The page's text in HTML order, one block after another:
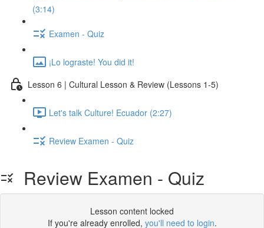
(3:14)
Examen - Quiz
¡Lo lograste! You did it!
Lesson 6 | Cultural Lesson & Review (Lessons 1-5)
Let's talk Culture! Ecuador (2:27)
Review Examen - Quiz
Review Examen - Quiz
Lesson content locked
If you're already enrolled, you'll need to login.